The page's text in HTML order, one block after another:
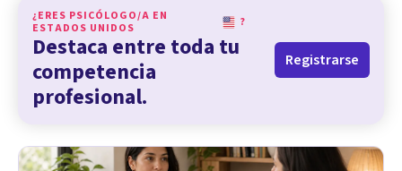
¿ERES PSICÓLOGO/A EN
ESTADOS UNIDOS
?
Destaca entre toda tu
competencia
profesional.
Registrarse